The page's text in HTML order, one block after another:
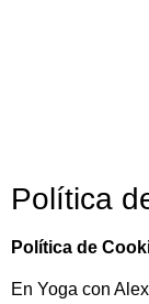
Política
Política de
En Yoga con